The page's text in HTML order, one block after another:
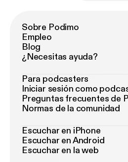
Sobre Podimo
Empleo
Blog
¿Necesitas ayuda?
Para podcasters
Iniciar sesión como
Preguntas frecuentes de
Normas de la comunidad
Escuchar en iPhone
Escuchar en Android
Escuchar en la web